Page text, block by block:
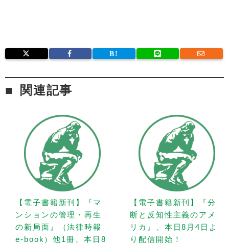
関連記事
【電子書籍新刊】『マ
ンションの管理・再生
の新局面』（法律時報
e-book）他1冊、本日8
【電子書籍新刊】『分
断と反知性主義のアメ
リカ』、本日8月4日よ
り配信開始！